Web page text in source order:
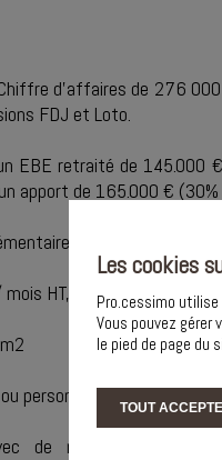
d’affaires de 276
FDJ et Loto.
EBE retraité de 145.000
apport de 165.000 €
à prévoir.
HT, net de TVA
personne seule avec
de réelles
Les cookies
Pro.cessimo
Vous pouvez
le pied de page du
TOUT